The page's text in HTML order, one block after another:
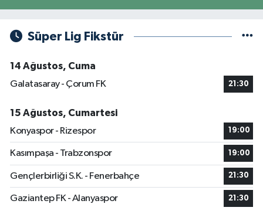
Süper Lig Fikstür
14 Ağustos, Cuma
Galatasaray - Çorum FK
21:30
15 Ağustos, Cumartesi
Konyaspor - Rizespor
19:00
Kasımpaşa - Trabzonspor 19:00
Gençlerbirliği S.K. - Fenerbahçe 21:30
Gaziantep FK - Alanyaspor 21:30